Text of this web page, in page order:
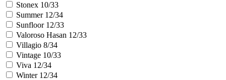
Stonex 10/33
Summer 12/34
Sunfloor 12/33
Valoroso Hasan 12/33
Villagio 8/34
Vintage 10/33
Viva 12/34
Winter 12/34